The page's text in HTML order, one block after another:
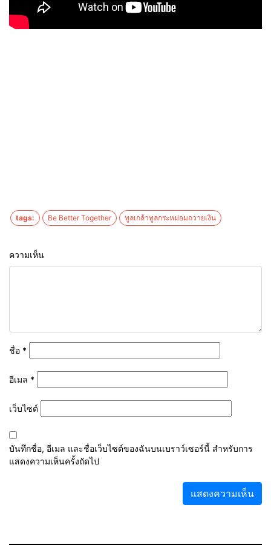
tags: Be Better Together ทูลเกล้าทูลกระหม่อมถวายเงิน
ความเห็น
ชื่อ *
อีเมล *
เว็บไซต์
บันทึกชื่อ, อีเมล และชื่อเว็บไซต์ของฉันบนเบราว์เซอร์นี้ สำหรับการ
แสดงความเห็นครั้งถัดไป